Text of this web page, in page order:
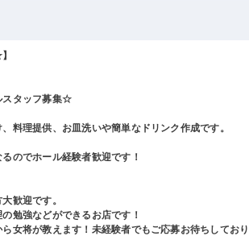
スタッフ募集☆
料理提供、お皿洗いや簡単なドリンク作成です。
のでホール経験者歓迎です！
歓迎です。
勉強などができるお店です！
女将が教えます！未経験者でもご応募お待ちしてお